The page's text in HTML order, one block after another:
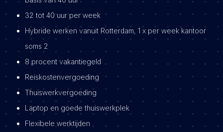
32 tot 40 uur per week
Hybride werken vanuit Rotterdam, 1 x per week kantoor
soms 2
8 procent vakantiegeld
Reiskostenvergoeding
Thuiswerkvergoeding
Laptop en goede thuiswerkplek
Flexibele werktijden